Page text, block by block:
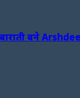
बने